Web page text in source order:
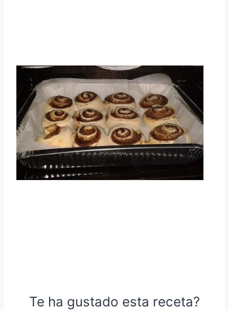
Te ha gustado esta receta?